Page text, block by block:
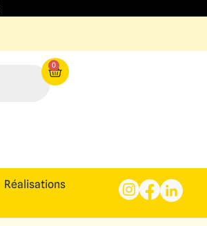
0
Réalisations